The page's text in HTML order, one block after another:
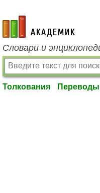
academic.ru
Словари и
Толкования Переводы